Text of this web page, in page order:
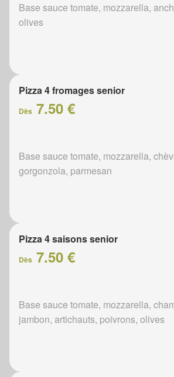
Base sauce tomate, mozzarella,
olives
Pizza 4 fromages senior
Dès 7.50 €
Base sauce tomate, mozzarella,
gorgonzola, parmesan
Pizza 4 saisons senior
Dès 7.50 €
Base sauce tomate, mozzarella,
jambon, artichauts, poivrons, olives